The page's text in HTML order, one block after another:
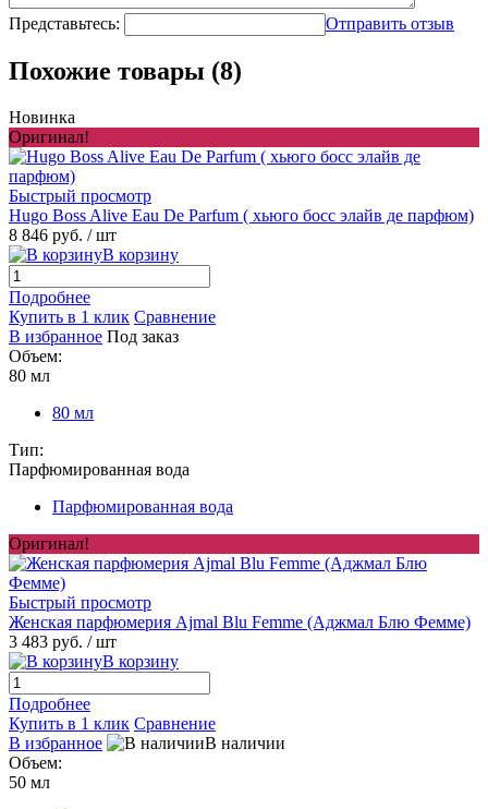
Представьтесь: Отправить отзыв
Похожие товары (8)
Новинка
Оригинал!
Быстрый просмотр
Hugo Boss Alive Eau De Parfum ( хьюго босс элайв де парфюм)
8 846 руб. / шт
В корзину
Подробнее
Купить в 1 клик Сравнение
В избранное Под заказ
Объем:
80 мл
80 мл
Тип:
Парфюмированная вода
Парфюмированная вода
Оригинал!
Быстрый просмотр
Женская парфюмерия Ajmal Blu Femme (Аджмал Блю Фемме)
3 483 руб. / шт
В корзину
Подробнее
Купить в 1 клик Сравнение
В избранное
В наличии
Объем:
50 мл